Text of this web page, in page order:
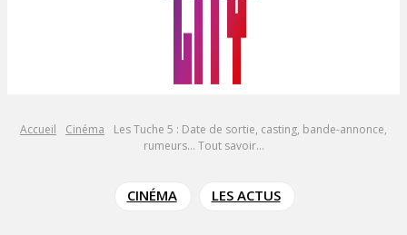
Accueil Cinéma
Les Tuche 5 : Date de sortie, casting, bande-annonce,
rumeurs… Tout savoir...
CINÉMA LES ACTUS